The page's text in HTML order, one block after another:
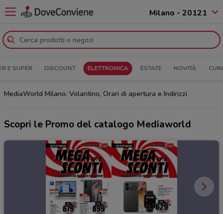
Milano - 20121
E SUPER DISCOUNT ELETTRONICA ESTATE NOVITÀ
MediaWorld Milano: Volantino, Orari di apertura e Indirizzi
Scopri le Promo del catalogo Mediaworld